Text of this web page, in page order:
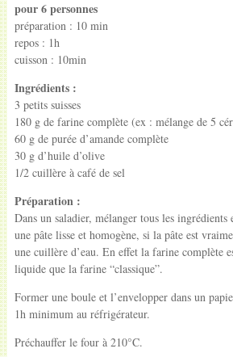
pour6 personnes
préparation : 10 min
repos : 1h
cuisson : 10min
Ingrédients :
3 petits suisses
180 gde farine complète(ex : mélange de 5
60 g de purée d’amande complète
30 g d’huile d’olive
1/2 cuillère à caféde sel
Préparation :
Dans un saladier, mélanger tous les ingrédients
une pâte lisse et homogène, si la pâte est
une cuillère d’eau. En effet la farine complète
liquide que la farine “classique”.
Former une boule et l’envelopper dans un
1h minimum au réfrigérateur.
Préchauffer le four à 210°C.